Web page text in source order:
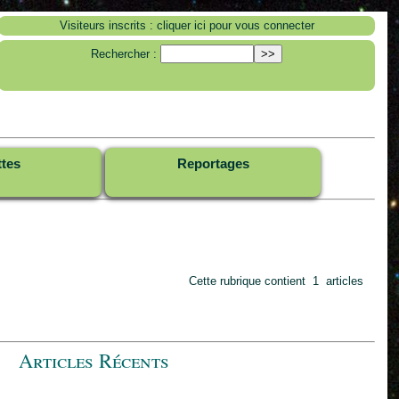
Visiteurs inscrits : cliquer ici pour vous connecter
Rechercher :
Reportages
Cette rubrique contient 1 articles
Articles Récents